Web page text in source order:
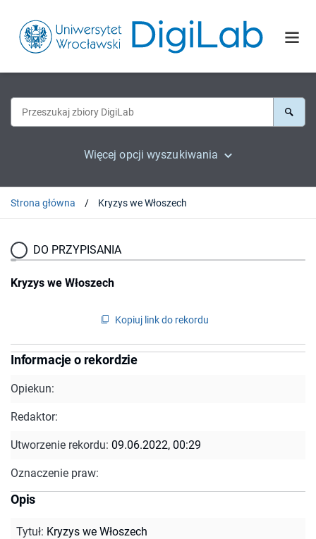
Więcej opcji wyszukiwania
Strona główna Kryzys we Włoszech
DO PRZYPISANIA
Kryzys we Włoszech
Kopiuj link do rekordu
Informacje o rekordzie
Opiekun:
Redaktor:
Utworzenie rekordu: 09.06.2022, 00:29
Oznaczenie praw:
Opis
Tytuł: Kryzys we Włoszech